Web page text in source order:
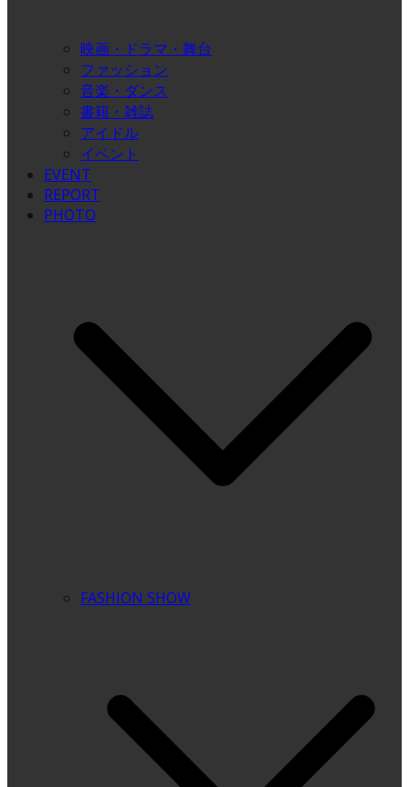
映画・ドラマ・舞台
ファッション
音楽・ダンス
書籍・雑誌
アイドル
イベント
EVENT
REPORT
PHOTO
FASHION SHOW